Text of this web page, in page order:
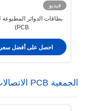
فيديو
PCB)
احصل على أفضل سعر
الجمعية PCB الاتصالات